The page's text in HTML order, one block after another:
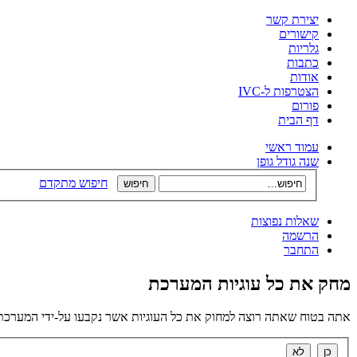
יצירת קשר
קישורים
גלריות
כתבות
אודות
הצטרפות ל-IVC
פורום
דף הבית
עמוד ראשי
שנה גודל גופן
חיפוש מתקדם
שאלות נפוצות
הרשמה
התחבר
מחק את כל עוגיות המערכת
אתה בטוח שאתה רוצה למחוק את כל העוגיות אשר נקבעו על-ידי